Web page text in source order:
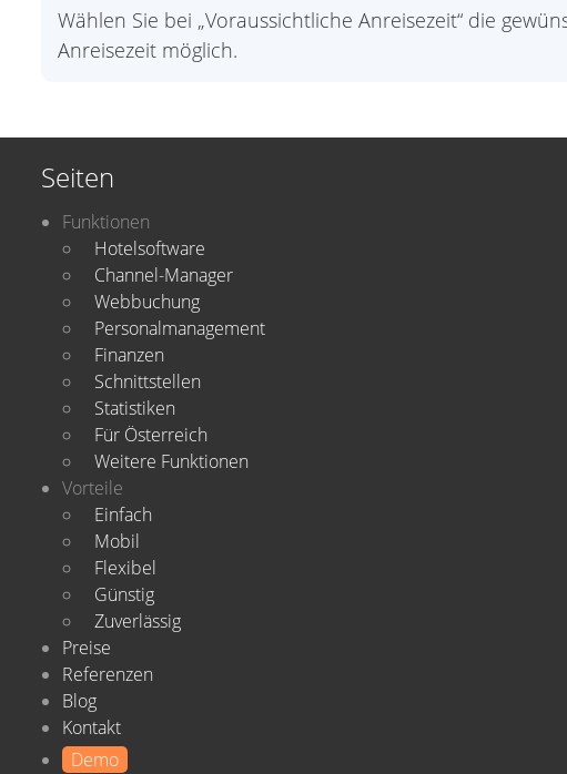
Wählen Sie bei „Voraussichtliche Anreisezeit“ die
Anreisezeit möglich.
Seiten
Funktionen
Hotelsoftware
Channel-Manager
Webbuchung
Personalmanagement
Finanzen
Schnittstellen
Statistiken
Für Österreich
Weitere Funktionen
Vorteile
Einfach
Mobil
Flexibel
Günstig
Zuverlässig
Preise
Referenzen
Blog
Kontakt
Demo